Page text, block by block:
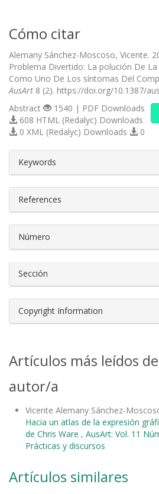
Cómo citar
Alemany Sánchez-Moscoso, Vicente.
Problema Divertido: La polución De
Como Uno De Los síntomas Del
AusArt 8 (2). https://doi.org/10.1387/
Abstract
1540 | PDF Downloads
608 HTML (Redalyc) Downloads
0 XML (Redalyc) Downloads
0
Keywords
References
Número
Sección
Copyright Information
Artículos más leídos
autor/a
Vicente Alemany Sánchez-
Hacia un atlas de la expresión
de Chris Ware , AusArt: Vol. 11
Prácticas y discursos
Artículos similares